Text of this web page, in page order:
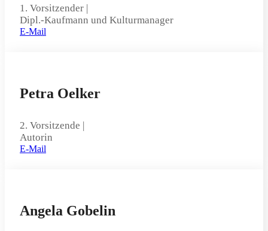
1. Vorsitzender |
Dipl.-Kaufmann und Kulturmanager
E-Mail
Petra Oelker
2. Vorsitzende |
Autorin
E-Mail
Angela Gobelin